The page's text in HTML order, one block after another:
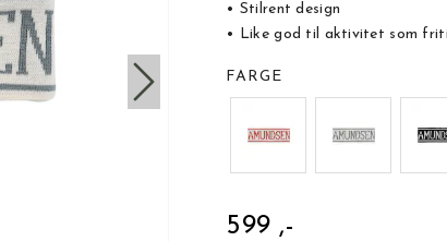
• Stilrent design
• Like god til aktivitet som
FARGE
599 ,-